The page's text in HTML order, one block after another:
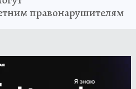
правонарушителям